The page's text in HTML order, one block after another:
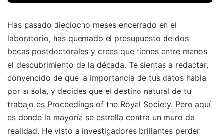
Has pasado dieciocho meses encerrado en el
laboratorio, has quemado el presupuesto de dos
becas postdoctorales y crees que tienes entre manos
el descubrimiento de la década. Te sientas a redactar,
convencido de que la importancia de tus datos habla
por sí sola, y decides que el destino natural de tu
trabajo es Proceedings of the Royal Society. Pero aquí
es donde la mayoría se estrella contra un muro de
realidad. He visto a investigadores brillantes perder